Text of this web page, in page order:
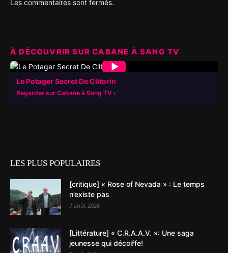
Les commentaires sont fermés.
À DÉCOUVRIR SUR CABANE À SANG TV
▶
Le Potager Secret De Clitorin
Regarder sur Cabane à Sang TV
LES PLUS POPULAIRES
[critique] « Rose of Nevada » : Le temps
n’existe pas
7 août 2026
[Littérature] « C.R.A.A.V. »: Une saga
jeunesse qui décoiffe!